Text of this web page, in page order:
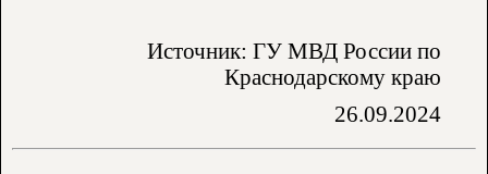
Источник: ГУ МВД России по
Краснодарскому краю
26.09.2024